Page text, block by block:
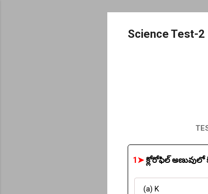
Science Test-2
1➤క్లోరోఫిల్ అణువులో
(a) K